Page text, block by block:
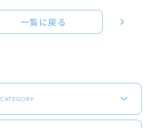
CATEGORY
一覧に戻る